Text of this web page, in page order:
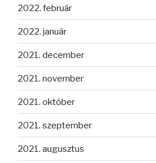
2022. február
2022. január
2021. december
2021. november
2021. október
2021. szeptember
2021. augusztus